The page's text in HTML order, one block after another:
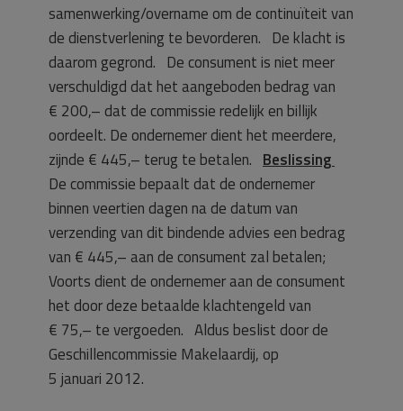
samenwerking/overname om de continuïteit van
de dienstverlening te bevorderen. De klacht is
daarom gegrond. De consument is niet meer
verschuldigd dat het aangeboden bedrag van
€ 200,– dat de commissie redelijk en billijk
oordeelt. De ondernemer dient het meerdere,
zijnde € 445,– terug te betalen. Beslissing
De commissie bepaalt dat de ondernemer
binnen veertien dagen na de datum van
verzending van dit bindende advies een bedrag
van € 445,– aan de consument zal betalen;
Voorts dient de ondernemer aan de consument
het door deze betaalde klachtengeld van
€ 75,– te vergoeden. Aldus beslist door de
Geschillencommissie Makelaardij, op
5 januari 2012.